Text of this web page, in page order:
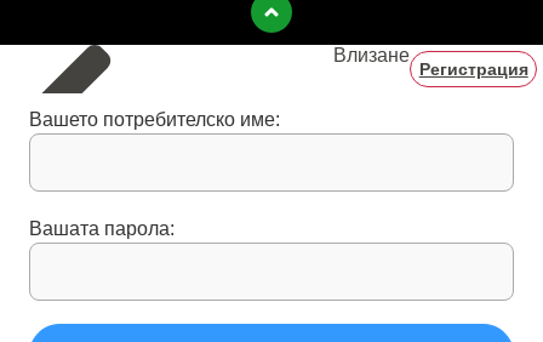
Влизане
Регистрация
Вашето потребителско име:
Вашата парола: